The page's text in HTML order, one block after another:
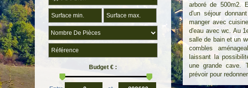
Budget € :
arboré de 500m2.
d'un séjour
manger avec
d'eau avec wc. Au
salle de bain et un
combles
laissant la
une grande cave.
prévoir pour